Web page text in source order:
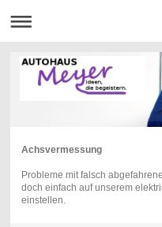
Achsvermessung
Probleme mit falsch
doch einfach auf unserem
einstellen.